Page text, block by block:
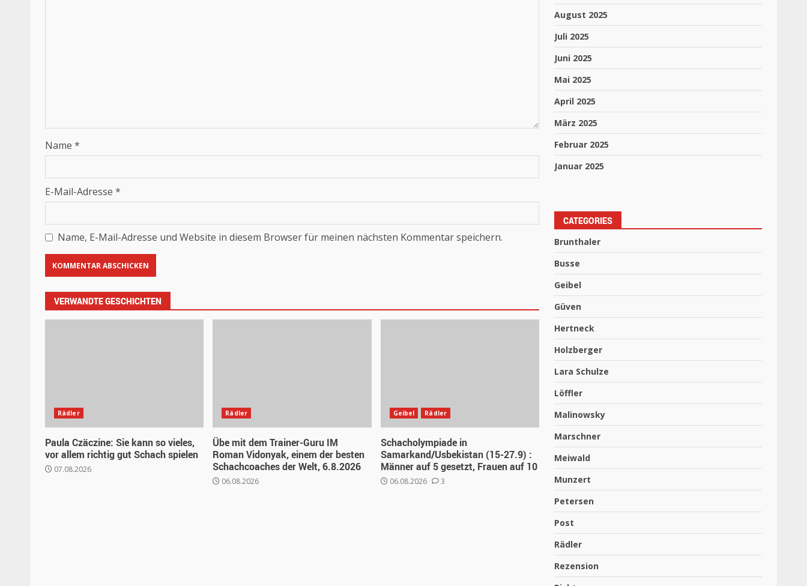
Name *
E-Mail-Adresse *
Name, E-Mail-Adresse und Website in diesem Browser für meinen nächsten Kommentar speichern.
VERWANDTE GESCHICHTEN
Rädler
Paula Czäczine: Sie kann so vieles,
vor allem richtig gut Schach spielen
07.08.2026
Rädler
Übe mit dem Trainer-Guru IM
Roman Vidonyak, einem der besten
Schachcoaches der Welt, 6.8.2026
06.08.2026
Geibel Rädler
Schacholympiade in
Samarkand/Usbekistan (15-27.9) :
Männer auf 5 gesetzt, Frauen auf 10
06.08.2026 3
August 2025
Juli 2025
Juni 2025
Mai 2025
April 2025
März 2025
Februar 2025
Januar 2025
CATEGORIES
Brunthaler
Busse
Geibel
Güven
Hertneck
Holzberger
Lara Schulze
Löffler
Malinowsky
Marschner
Meiwald
Munzert
Petersen
Post
Rädler
Rezension